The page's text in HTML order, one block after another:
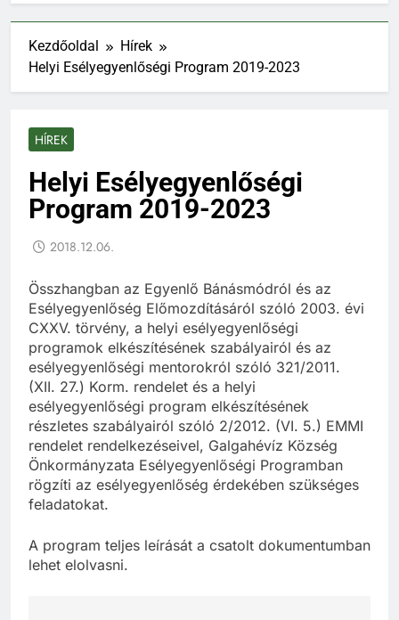
Kezdőoldal
Hírek
Helyi Esélyegyenlőségi Program 2019-2023
HÍREK
Helyi Esélyegyenlőségi
Program 2019-2023
2018.12.06.
Összhangban az Egyenlő Bánásmódról és az
Esélyegyenlőség Előmozdításáról szóló 2003. évi
CXXV. törvény, a helyi esélyegyenlőségi
programok elkészítésének szabályairól és az
esélyegyenlőségi mentorokról szóló 321/2011.
(XII. 27.) Korm. rendelet és a helyi
esélyegyenlőségi program elkészítésének
részletes szabályairól szóló 2/2012. (VI. 5.) EMMI
rendelet rendelkezéseivel, Galgahévíz Község
Önkormányzata Esélyegyenlőségi Programban
rögzíti az esélyegyenlőség érdekében szükséges
feladatokat.
A program teljes leírását a csatolt dokumentumban
lehet elolvasni.